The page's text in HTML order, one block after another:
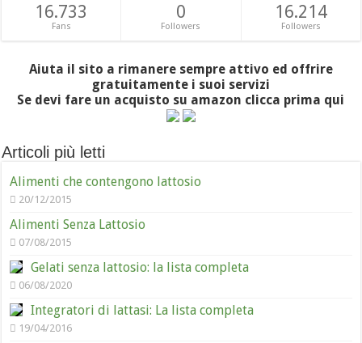
16.733
Fans
0
Followers
16.214
Followers
Aiuta il sito a rimanere sempre attivo ed offrire
gratuitamente i suoi servizi
Se devi fare un acquisto su amazon clicca prima qui
Articoli più letti
Alimenti che contengono lattosio
20/12/2015
Alimenti Senza Lattosio
07/08/2015
Gelati senza lattosio: la lista completa
06/08/2020
Integratori di lattasi: La lista completa
19/04/2016